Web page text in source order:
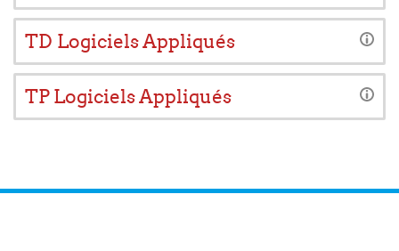
TD Logiciels Appliqués
TP Logiciels Appliqués